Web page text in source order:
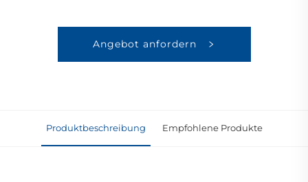
Angebot anfordern
Produktbeschreibung Empfohlene Produkte